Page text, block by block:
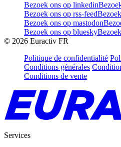
Bezoek ons op linkedin
Bezoek ons op rss-feed
Bezoek ons op mastodon
Bezoek ons op bluesky
© 2026 Euractiv FR
Politique de confidentialité
Conditions générales
Conditions de vente
Services